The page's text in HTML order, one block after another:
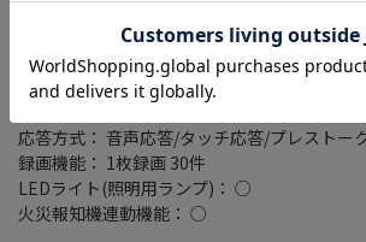
幅x高さx奥行き： 129x169x24.8mm/
重量： 340 g/190 g
幅x高さx奥行き： 99x131x31.5mm
重量： 190 g
応答方式： 音声応答/タッチ応答/プレストー
録画機能： 1枚録画 30件
LEDライト(照明用ランプ)： ○
火災報知機連動機能： ○